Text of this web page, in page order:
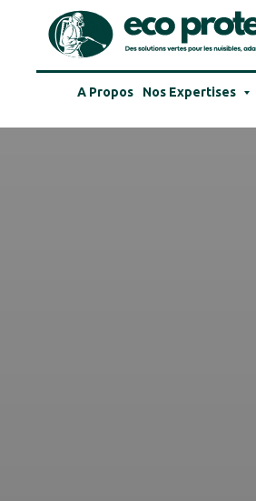
A Propos Nos Expertises